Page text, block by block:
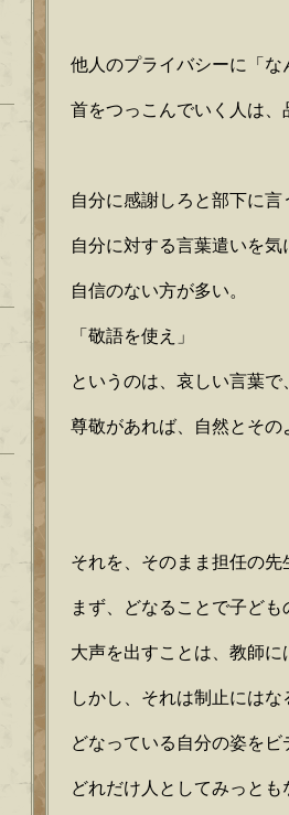
他人のプライバシーに「
首をつっこんでいく人は
自分に感謝しろと部下に
自分に対する言葉遣いを気
自信のない方が多い。
「敬語を使え」
というのは、哀しい言葉で
尊敬があれば、自然とそ
それを、そのまま担任の
まず、どなることで子ど
大声を出すことは、教師に
しかし、それは制止には
どなっている自分の姿を
どれだけ人としてみっとも